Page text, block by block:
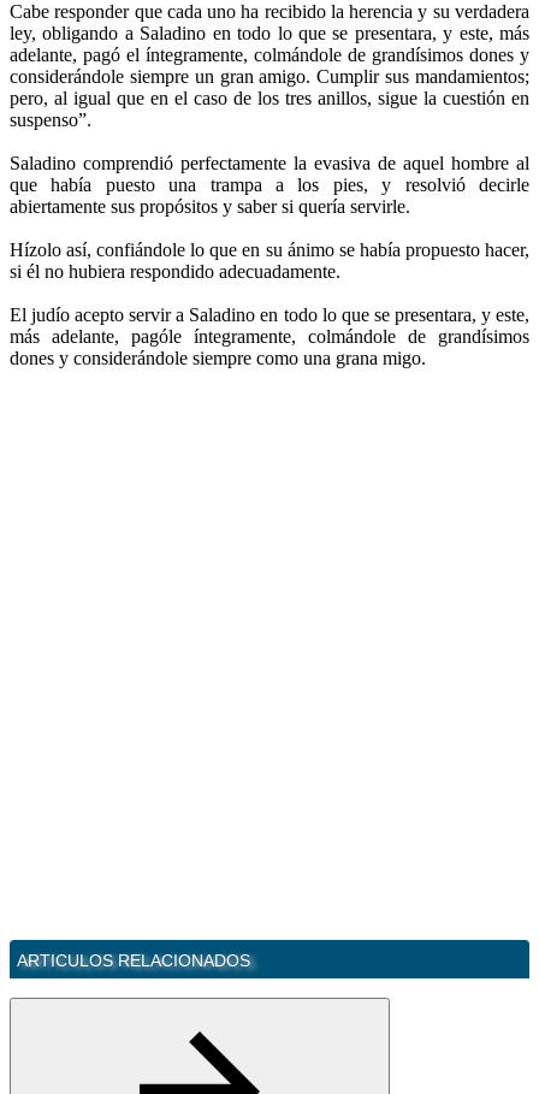
Cabe responder que cada uno ha recibido la herencia y su verdadera
ley, obligando a Saladino en todo lo que se presentara, y este, más
adelante, pagó el íntegramente, colmándole de grandísimos dones y
considerándole siempre un gran amigo. Cumplir sus mandamientos;
pero, al igual que en el caso de los tres anillos, sigue la cuestión en
suspenso”.
Saladino comprendió perfectamente la evasiva de aquel hombre al
que había puesto una trampa a los pies, y resolvió decirle
abiertamente sus propósitos y saber si quería servirle.
Hízolo así, confiándole lo que en su ánimo se había propuesto hacer,
si él no hubiera respondido adecuadamente.
El judío acepto servir a Saladino en todo lo que se presentara, y este,
más adelante, pagóle íntegramente, colmándole de grandísimos
dones y considerándole siempre como una grana migo.
ARTICULOS RELACIONADOS